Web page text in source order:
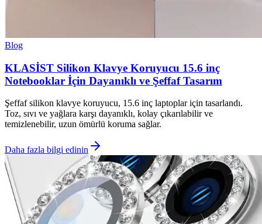
Blog
KLASİST Silikon Klavye Koruyucu 15.6 inç
Notebooklar İçin Dayanıklı ve Şeffaf Tasarım
Şeffaf silikon klavye koruyucu, 15.6 inç laptoplar için tasarlandı.
Toz, sıvı ve yağlara karşı dayanıklı, kolay çıkarılabilir ve
temizlenebilir, uzun ömürlü koruma sağlar.
Daha fazla bilgi edinin